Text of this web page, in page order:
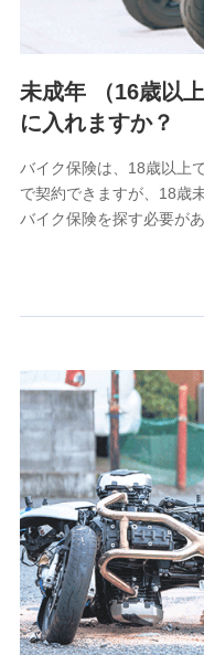
5.通話録音にて取得
電話対応の品質向上お
6.採用応募者の個人情
採用選考および入社手
7.社員（従業者）の
退職関連処理等の各種
取引先としての選定業
続き業務、取引管理業
のため
9.お問い合わせ情報
各種お問い合わせに対
10.受託業務の 個人
受託業務の遂行および
11.マイカー通勤管
未成年 （16歳以
に入れますか？
バイク保険は、18歳以上
で契約できますが、18歳
バイク保険を探す必要が